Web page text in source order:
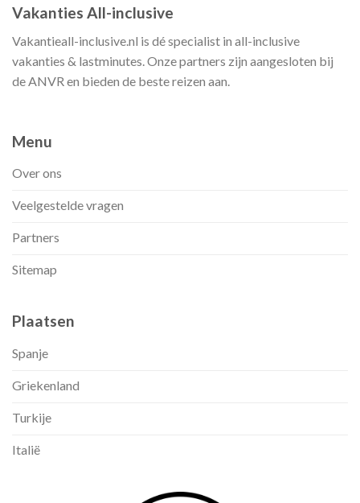
Vakanties All-inclusive
Vakantieall-inclusive.nl is dé specialist in all-inclusive
vakanties & lastminutes. Onze partners zijn aangesloten bij
de ANVR en bieden de beste reizen aan.
Menu
Over ons
Veelgestelde vragen
Partners
Sitemap
Plaatsen
Spanje
Griekenland
Turkije
Italië